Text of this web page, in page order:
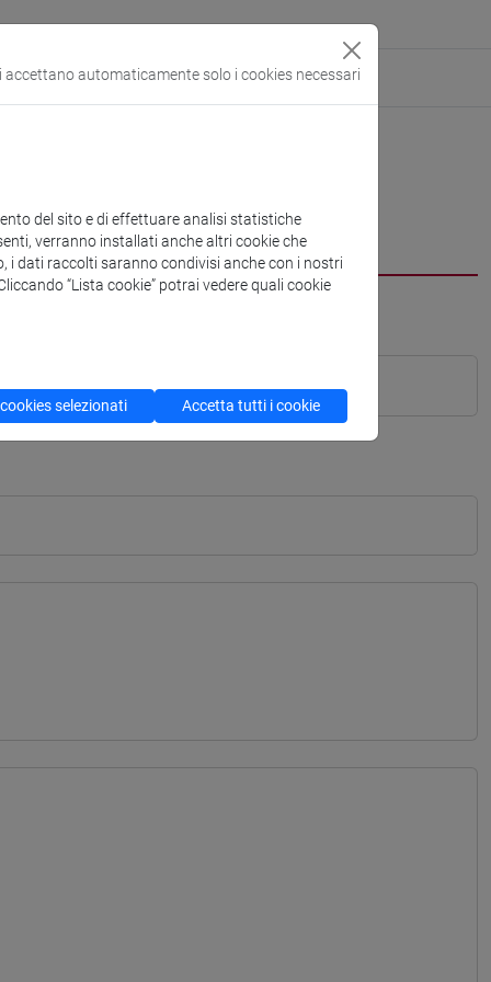
automaticamente solo i cookies necessari
del sito e di effettuare analisi statistiche
verranno installati anche altri cookie che
i dati raccolti saranno condivisi anche con i nostri
“Lista cookie” potrai vedere quali cookie
selezionati Accetta tutti i cookie